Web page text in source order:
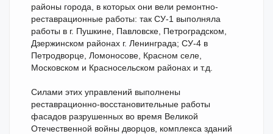
районы города, в которых они вели ремонтно-
реставрационные работы: так СУ-1 выполняла
работы в г. Пушкине, Павловске, Петроградском,
Дзержинском районах г. Ленинграда; СУ-4 в
Петродворце, Ломоносове, Красном селе,
Московском и Красносельском районах и т.д.
Силами этих управлений выполнены
реставрационно-восстановительные работы
фасадов разрушенных во время Великой
Отечественной войны дворцов, комплекса зданий